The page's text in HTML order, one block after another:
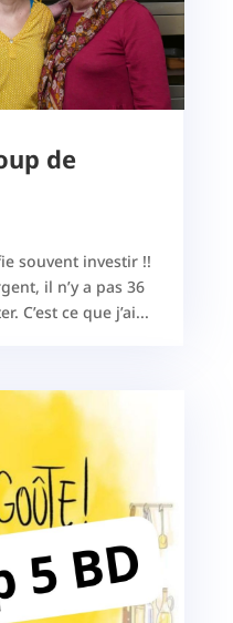
de
souvent investir !!
il n’y a pas 36
C’est ce que j’ai...